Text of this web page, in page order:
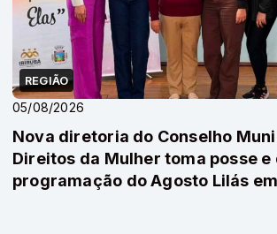
REGIÃO
05/08/2026
Nova diretoria do Conselho
Direitos da Mulher toma posse e
programação do Agosto Lilás